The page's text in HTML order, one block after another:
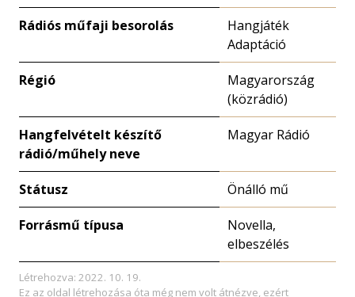
Rádiós műfaji besorolás
Hangjáték
Adaptáció
Régió
Magyarország
(közrádió)
Hangfelvételt készítő
rádió/műhely neve
Magyar Rádió
Státusz Önálló mű
Forrásmű típusa
Novella,
elbeszélés
Létrehozva: 2022. 10. 19.
Ez az oldal létrehozása óta még nem volt átnézve, ezért